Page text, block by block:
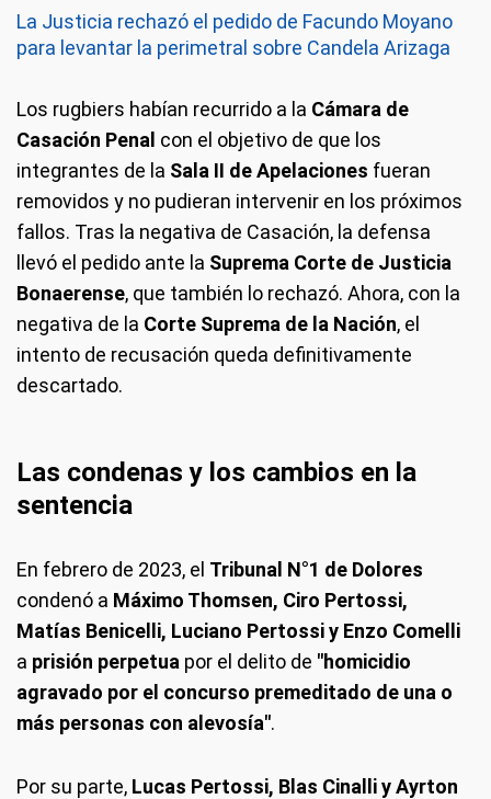
La Justicia rechazó el pedido de Facundo Moyano
para levantar la perimetral sobre Candela Arizaga
Los rugbiers habían recurrido a la Cámara de
Casación Penal con el objetivo de que los
integrantes de la Sala II de Apelaciones fueran
removidos y no pudieran intervenir en los próximos
fallos. Tras la negativa de Casación, la defensa
llevó el pedido ante la Suprema Corte de Justicia
Bonaerense, que también lo rechazó. Ahora, con la
negativa de la Corte Suprema de la Nación, el
intento de recusación queda definitivamente
descartado.
Las condenas y los cambios en la
sentencia
En febrero de 2023, el Tribunal N°1 de Dolores
condenó a Máximo Thomsen, Ciro Pertossi,
Matías Benicelli, Luciano Pertossi y Enzo Comelli
a prisión perpetua por el delito de "homicidio
agravado por el concurso premeditado de una o
más personas con alevosía".
Por su parte, Lucas Pertossi, Blas Cinalli y Ayrton